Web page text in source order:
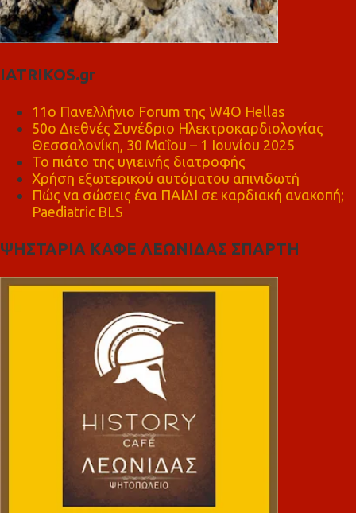
IATRIKOS.gr
11ο Πανελλήνιο Forum της W4O Hellas
50ο Διεθνές Συνέδριο Ηλεκτροκαρδιολογίας
Θεσσαλονίκη, 30 Μαΐου – 1 Ιουνίου 2025
Το πιάτο της υγιεινής διατροφής
Χρήση εξωτερικού αυτόματου απινιδωτή
Πώς να σώσεις ένα ΠΑΙΔΙ σε καρδιακή ανακοπή;
Paediatric BLS
ΨΗΣΤΑΡΙΑ ΚΑΦΕ ΛΕΩΝΙΔΑΣ ΣΠΑΡΤΗ